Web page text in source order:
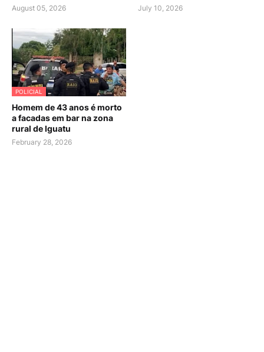
August 05, 2026 July 10, 2026
POLICIAL
Homem de 43 anos é morto
a facadas em bar na zona
rural de Iguatu
February 28, 2026